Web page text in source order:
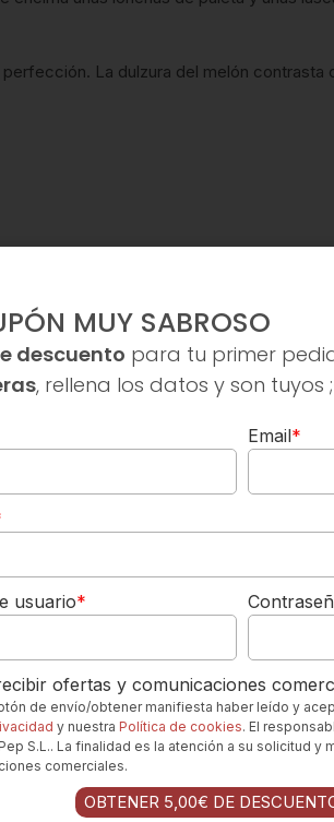
La dulzura del melón contrasta
D.O.P. Guijuelo Monteparra 4,5Kg
Monteparra 7,5kg aprox
Ibérica Monteparra 7,5kg aprox
MUY SABROSO
descuento para tu primer
, rellena los datos y son tuyos
Email*
usuario*
ofertas y comunicaciones
de envío/obtener manifiesta haber leído y
y nuestra Política de cookies. El
S.L.. La finalidad es la atención a su solicitud y
comerciales.
OBTENER 5,00€ DE